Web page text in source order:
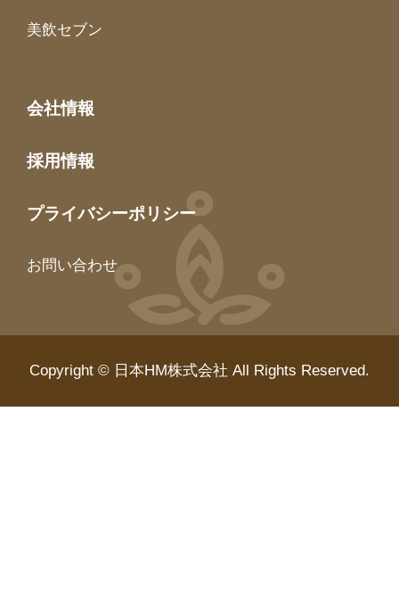
美飲セブン
会社情報
採用情報
プライバシーポリシー
お問い合わせ
Copyright © 日本HM株式会社 All Rights Reserved.